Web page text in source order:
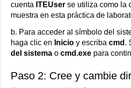
cuenta ITEUser se utiliza como la
muestra en esta práctica de
b. Para acceder al símbolo del
haga clic en Inicio y escribacmd .
del sistema ocmd.exe para
Paso 2: Cree y cambie